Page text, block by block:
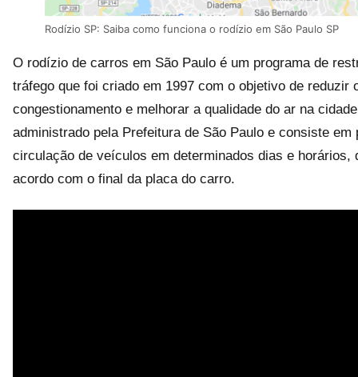
Rodízio SP: Saiba como funciona o rodízio em São Paulo SP
O rodízio de carros em São Paulo é um programa de
tráfego que foi criado em 1997 com o objetivo de reduzir
congestionamento e melhorar a qualidade do ar na
administrado pela Prefeitura de São Paulo e consiste em
circulação de veículos em determinados dias e horários,
acordo com o final da placa do carro.